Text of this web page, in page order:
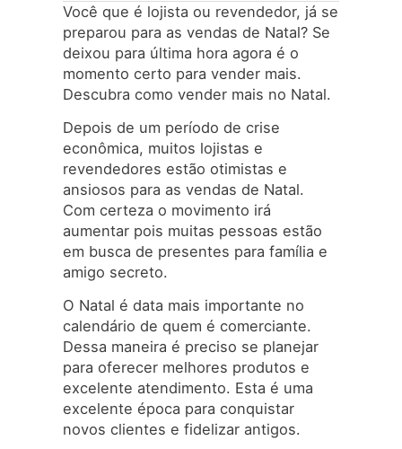
Você que é lojista ou revendedor, já se
preparou para as vendas de Natal? Se
deixou para última hora agora é o
momento certo para vender mais.
Descubra como vender mais no Natal.
Depois de um período de crise
econômica, muitos lojistas e
revendedores estão otimistas e
ansiosos para as vendas de Natal.
Com certeza o movimento irá
aumentar pois muitas pessoas estão
em busca de presentes para família e
amigo secreto.
O Natal é data mais importante no
calendário de quem é comerciante.
Dessa maneira é preciso se planejar
para oferecer melhores produtos e
excelente atendimento. Esta é uma
excelente época para conquistar
novos clientes e fidelizar antigos.